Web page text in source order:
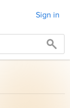
Sign in